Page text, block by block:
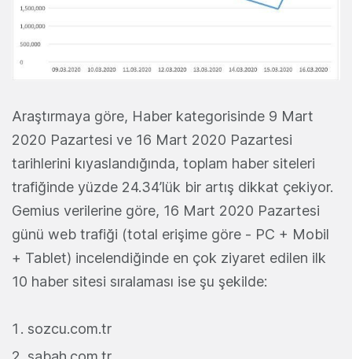
Araştırmaya göre, Haber kategorisinde 9 Mart
2020 Pazartesi ve 16 Mart 2020 Pazartesi
tarihlerini kıyaslandığında, toplam haber siteleri
trafiğinde yüzde 24.34’lük bir artış dikkat çekiyor.
Gemius verilerine göre, 16 Mart 2020 Pazartesi
günü web trafiği (total erişime göre - PC + Mobil
+ Tablet) incelendiğinde en çok ziyaret edilen ilk
10 haber sitesi sıralaması ise şu şekilde:
sozcu.com.tr